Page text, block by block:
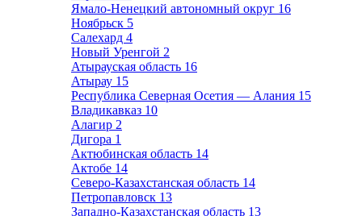
Ямало-Ненецкий автономный округ 16
Ноябрьск 5
Салехард 4
Новый Уренгой 2
Атырауская область 16
Атырау 15
Республика Северная Осетия — Алания 15
Владикавказ 10
Алагир 2
Дигора 1
Актюбинская область 14
Актобе 14
Северо-Казахстанская область 14
Петропавловск 13
Западно-Казахстанская область 13